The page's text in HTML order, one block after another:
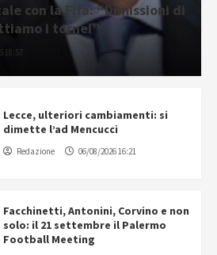
con la Fifa: “Dimissioni di
i tornei”
18:57
Lecce, ulteriori cambiamenti: si
dimette l’ad Mencucci
Redazione 06/08/2026 16:21
Facchinetti, Antonini, Corvino e non
solo: il 21 settembre il Palermo
Football Meeting